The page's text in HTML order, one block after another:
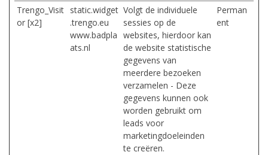
Trengo_Visit
or [x2]
static.widget
.trengo.eu
www.badpla
ats.nl
Volgt de individuele
sessies op de
websites, hierdoor kan
de website statistische
gegevens van
meerdere bezoeken
verzamelen - Deze
gegevens kunnen ook
worden gebruikt om
leads voor
marketingdoeleinden
te creëren.
Perman
ent